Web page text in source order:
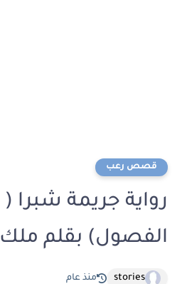
قصص رعب
رواية جريمة شبرا
الفصول) بقلم ملك
stories منذ عام